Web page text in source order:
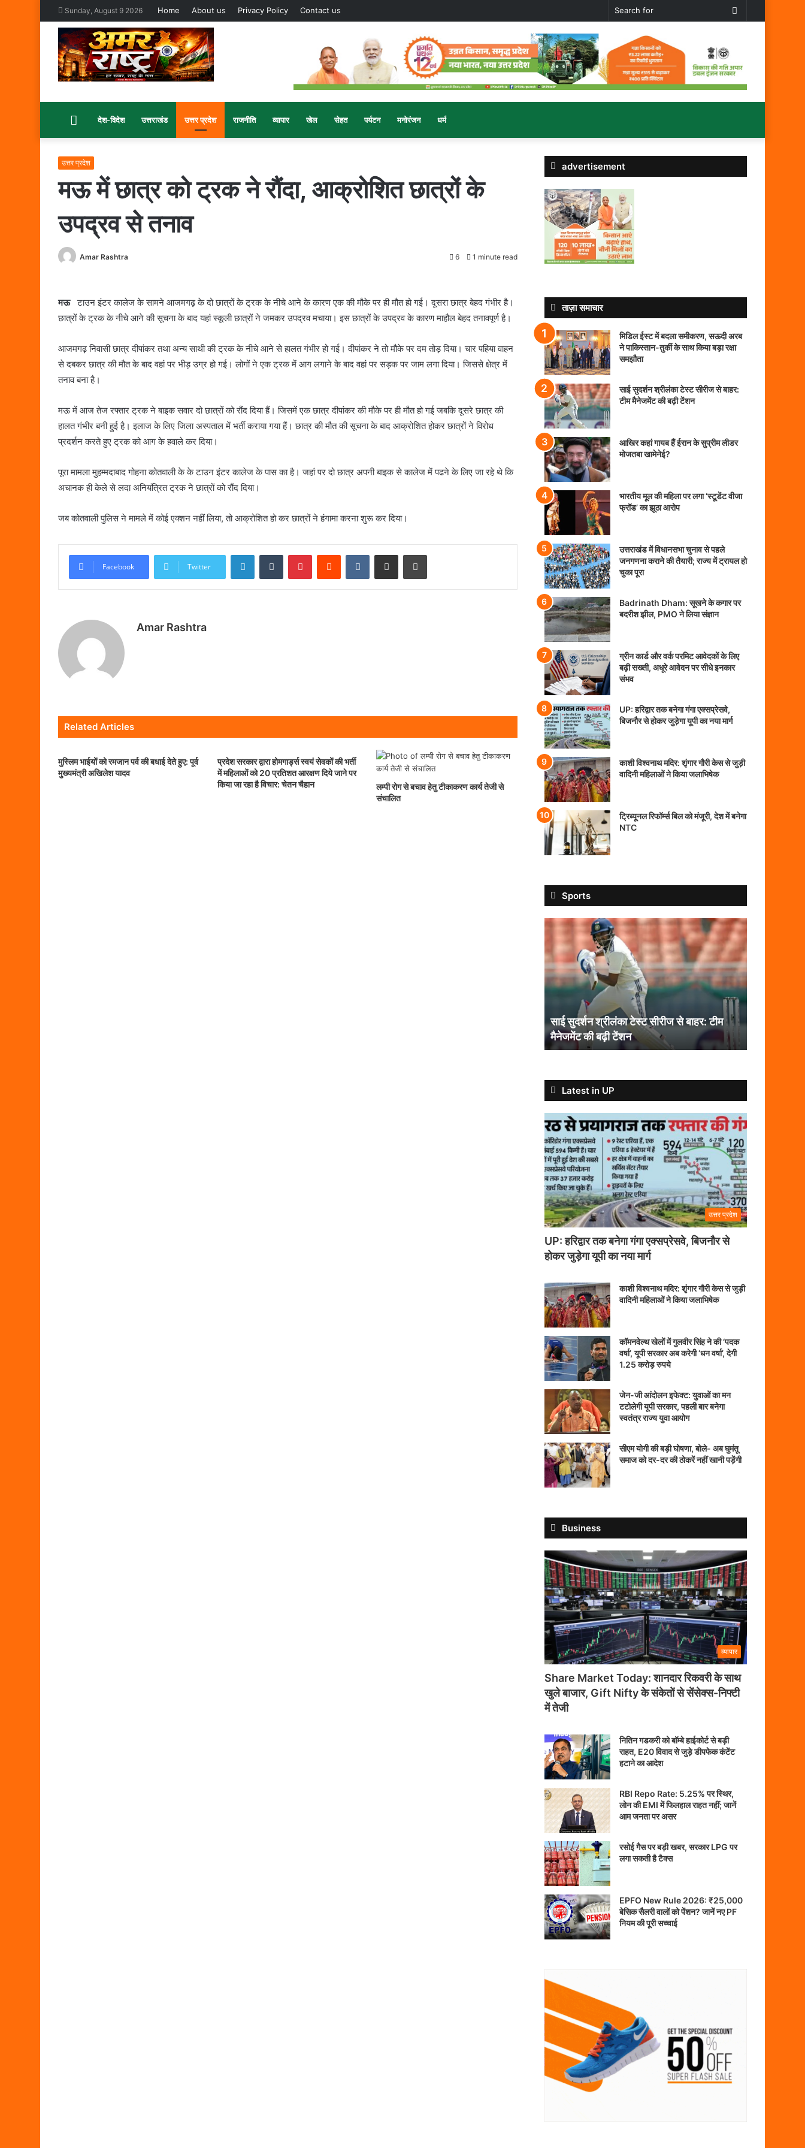
Sunday, August 9 2026 Home About us Privacy Policy Contact us
Search
Homeदेश-विदेश उत्तराखंड उत्तर प्रदेश राजनीति व्यापार खेल सेहत पर्यटन मनोरंजन धर्म
उत्तर प्रदेश
मऊ में छात्र को ट्रक ने रौंदा, आक्रोशित छात्रों के
उपद्रव से तनाव
Amar Rashtra 6 1 minute read
मऊटाउन इंटर कालेज के सामने आजमगढ़ के दो छात्रों के ट्रक के नीचे आने के कारण एक की मौके पर ही मौत हो गई। दूसरा छात्र बेहद गंभीर है।
छात्रों के ट्रक के नीचे आने की सूचना के बाद यहां स्कूली छात्रों ने जमकर उपद्रव मचाया। इस छात्रों के उपद्रव के कारण माहौल बेहद तनावपूर्ण है।
आजमगढ़ निवासी छात्र दीपांकर तथा अन्य साथी की ट्रक के नीचे आने से हालत गंभीर हो गई। दीपांकर ने तो मौके पर दम तोड़ दिया। चार पहिया वाहन
से दबकर छात्र की मौत के बाद वहां पर भीड़ उग्र हो गई। लोगों ने एक ट्रक में आग लगाने के बाद वहां पर सड़क पर जाम लगा दिया। जिससे क्षेत्र में
तनाव बना है।
मऊ में आज तेज रफ्तार ट्रक ने बाइक सवार दो छात्रों को रौंद दिया हैं। जिसमें एक छात्र दीपांकर की मौके पर ही मौत हो गई जबकि दूसरे छात्र की
हालत गंभीर बनी हुई है। इलाज के लिए जिला अस्पताल में भर्ती कराया गया हैं। छात्र की मौत की सूचना के बाद आक्रोशित होकर छात्रों ने विरोध
प्रदर्शन करते हुए ट्रक को आग के हवाले कर दिया।
पूरा मामला मुहम्मदाबाद गोहना कोतवाली के के टाउन इंटर कालेज के पास का है। जहां पर दो छात्र अपनी बाइक से कालेज में पढने के लिए जा रहे थे कि
अचानक ही केले से लदा अनियंत्रित ट्रक ने छात्रों को रौंद दिया।
जब कोतवाली पुलिस ने मामले में कोई एक्शन नहीं लिया, तो आक्रोशित हो कर छात्रों ने हंगामा करना शुरू कर दिया।
Facebook Twitter
LinkedInTumblr PinterestReddit VKontakteShare via Email Print
Amar Rashtra
Related Articles
मुस्लिम भाईयों को रमजान पर्व की बधाई देते हुए: पूर्व
मुख्यमंत्री अखिलेश यादव
प्रदेश सरकार द्वारा होमगार्ड्स स्वयं सेवकों की भर्ती
में महिलाओं को 20 प्रतिशत आरक्षण दिये जाने पर
किया जा रहा है विचार: चेतन चैहान
लम्पी रोग से बचाव हेतु टीकाकरण कार्य तेजी से
संचालित
advertisement
ताज़ा समाचार
मिडिल ईस्ट में बदला समीकरण, सऊदी अरब
ने पाकिस्तान-तुर्की के साथ किया बड़ा रक्षा
समझौता
साई सुदर्शन श्रीलंका टेस्ट सीरीज से बाहर:
टीम मैनेजमेंट की बढ़ी टेंशन
आखिर कहां गायब हैं ईरान के सुप्रीम लीडर
मोजतबा खामेनेई?
भारतीय मूल की महिला पर लगा ‘स्टूडेंट वीजा
फ्रॉड’ का झूठा आरोप
उत्तराखंड में विधानसभा चुनाव से पहले
जनगणना कराने की तैयारी; राज्य में ट्रायल हो
चुका पूरा
Badrinath Dham: सूखने के कगार पर
बदरीश झील, PMO ने लिया संज्ञान
ग्रीन कार्ड और वर्क परमिट आवेदकों के लिए
बढ़ी सख्ती, अधूरे आवेदन पर सीधे इनकार
संभव
UP: हरिद्वार तक बनेगा गंगा एक्सप्रेसवे,
बिजनौर से होकर जुड़ेगा यूपी का नया मार्ग
काशी विश्वनाथ मदिर: शृंगार गौरी केस से जुड़ी
वादिनी महिलाओं ने किया जलाभिषेक
ट्रिब्यूनल रिफॉर्म्स बिल को मंजूरी, देश में बनेगा
NTC
Sports
साई
टेस्ट
सीरीज
से
मैनेजमेंट
की
बढ़ी
साई सुदर्शन श्रीलंका टेस्ट सीरीज से बाहर: टीम
मैनेजमेंट की बढ़ी टेंशन
Latest in UP
उत्तर प्रदेश
UP: हरिद्वार तक बनेगा गंगा एक्सप्रेसवे, बिजनौर से
होकर जुड़ेगा यूपी का नया मार्ग
काशी विश्वनाथ मदिर: शृंगार गौरी केस से जुड़ी
वादिनी महिलाओं ने किया जलाभिषेक
कॉमनवेल्थ खेलों में गुलवीर सिंह ने की ‘पदक
वर्षा’, यूपी सरकार अब करेगी ‘धन वर्षा’, देगी
1.25 करोड़ रुपये
जेन-जी आंदोलन इफेक्ट: युवाओं का मन
टटोलेगी यूपी सरकार, पहली बार बनेगा
स्वतंत्र राज्य युवा आयोग
सीएम योगी की बड़ी घोषणा, बोले- अब घुमंतू
समाज को दर-दर की ठोकरें नहीं खानी पड़ेंगी
Business
व्यापार
Share Market Today: शानदार रिकवरी के साथ
खुले बाजार, Gift Nifty के संकेतों से सेंसेक्स-निफ्टी
में तेजी
नितिन गडकरी को बॉम्बे हाईकोर्ट से बड़ी
राहत, E20 विवाद से जुड़े डीपफेक कंटेंट
हटाने का आदेश
RBI Repo Rate: 5.25% पर स्थिर,
लोन की EMI में फिलहाल राहत नहीं; जानें
आम जनता पर असर
रसोई गैस पर बड़ी खबर, सरकार LPG पर
लगा सकती है टैक्स
EPFO New Rule 2026: ₹25,000
बेसिक सैलरी वालों को पेंशन? जानें नए PF
नियम की पूरी सच्चाई